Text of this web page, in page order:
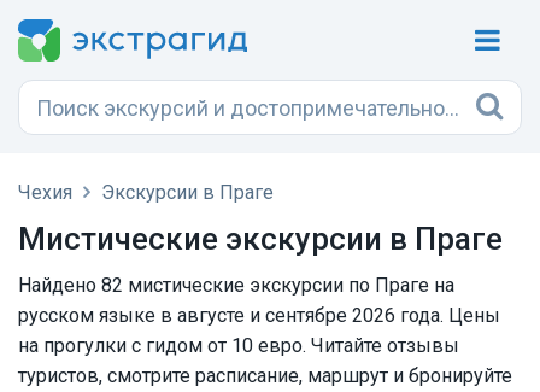
Чехия Экскурсии в Праге
Мистические экскурсии в Праге
Найдено 82 мистические экскурсии по Праге на
русском языке в августе и сентябре 2026 года. Цены
на прогулки с гидом от 10 евро. Читайте отзывы
туристов, смотрите расписание, маршрут и бронируйте